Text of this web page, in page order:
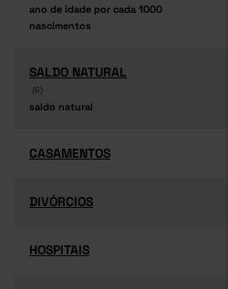
ano de idade por cada 1000
nascimentos
ano de idade por cada 1000
nascimentos
SALDO NATURAL
(6)
saldo natural
SALDO NATURAL
(6)
saldo natural
CASAMENTOS
CASAMENTOS
DIVÓRCIOS
DIVÓRCIOS
HOSPITAIS
HOSPITAIS